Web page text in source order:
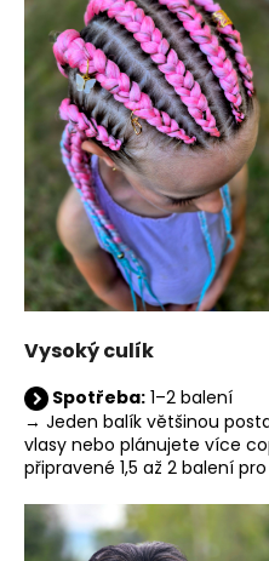
Vysoký culík
Spotřeba: 1–2 balení
→ Jeden balík většinou
vlasy nebo plánujete více
připravené 1,5 až 2 balení